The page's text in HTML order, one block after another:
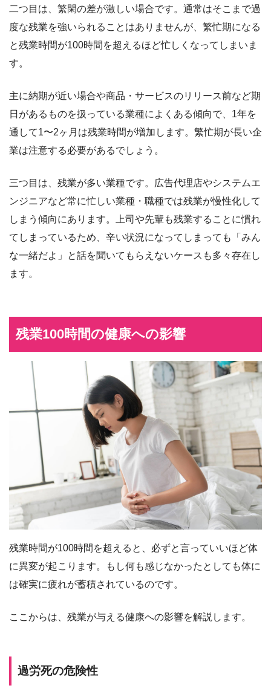
二つ目は、繁閑の差が激しい場合です。通常はそこまで過
度な残業を強いられることはありませんが、繁忙期になる
と残業時間が100時間を超えるほど忙しくなってしまいま
す。
主に納期が近い場合や商品・サービスのリリース前など期
日があるものを扱っている業種によくある傾向で、1年を
通して1〜2ヶ月は残業時間が増加します。繁忙期が長い企
業は注意する必要があるでしょう。
三つ目は、残業が多い業種です。広告代理店やシステムエ
ンジニアなど常に忙しい業種・職種では残業が慢性化して
しまう傾向にあります。上司や先輩も残業することに慣れ
てしまっているため、辛い状況になってしまっても「みん
な一緒だよ」と話を聞いてもらえないケースも多々存在し
ます。
残業100時間の健康への影響
残業時間が100時間を超えると、必ずと言っていいほど体
に異変が起こります。もし何も感じなかったとしても体に
は確実に疲れが蓄積されているのです。
ここからは、残業が与える健康への影響を解説します。
過労死の危険性